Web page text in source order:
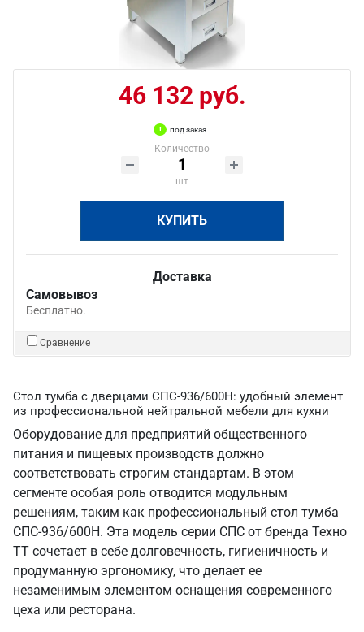
46 132 руб.
под заказ
Количество
шт
КУПИТЬ
Доставка
Самовывоз
Бесплатно.
Сравнение
Стол тумба с дверцами СПС-936/600Н: удобный элемент
из профессиональной нейтральной мебели для кухни
Оборудование для предприятий общественного
питания и пищевых производств должно
соответствовать строгим стандартам. В этом
сегменте особая роль отводится модульным
решениям, таким как профессиональный стол тумба
СПС-936/600Н. Эта модель серии СПС от бренда Техно
ТТ сочетает в себе долговечность, гигиеничность и
продуманную эргономику, что делает ее
незаменимым элементом оснащения современного
цеха или ресторана.